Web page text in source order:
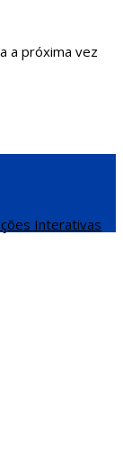
a próxima vez
Interativas